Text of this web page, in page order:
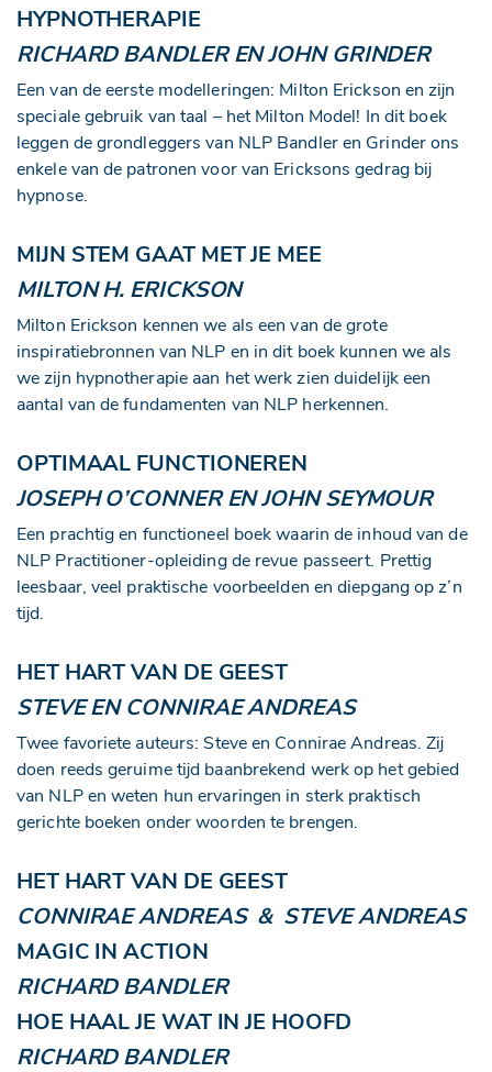
HYPNOTHERAPIE
RICHARD BANDLER EN JOHN GRINDER
Een van de eerste modelleringen: Milton Erickson en zijn
speciale gebruik van taal – het Milton Model! In dit boek
leggen de grondleggers van NLP Bandler en Grinder ons
enkele van de patronen voor van Ericksons gedrag bij
hypnose.
MIJN STEM GAAT MET JE MEE
MILTON H. ERICKSON
Milton Erickson kennen we als een van de grote
inspiratiebronnen van NLP en in dit boek kunnen we als
we zijn hypnotherapie aan het werk zien duidelijk een
aantal van de fundamenten van NLP herkennen.
OPTIMAAL FUNCTIONEREN
JOSEPH O’CONNER EN JOHN SEYMOUR
Een prachtig en functioneel boek waarin de inhoud van de
NLP Practitioner-opleiding de revue passeert. Prettig
leesbaar, veel praktische voorbeelden en diepgang op z’n
tijd.
HET HART VAN DE GEEST
STEVE EN CONNIRAE ANDREAS
Twee favoriete auteurs: Steve en Connirae Andreas. Zij
doen reeds geruime tijd baanbrekend werk op het gebied
van NLP en weten hun ervaringen in sterk praktisch
gerichte boeken onder woorden te brengen.
HET HART VAN DE GEEST
CONNIRAE ANDREAS & STEVE ANDREAS
MAGIC IN ACTION
RICHARD BANDLER
HOE HAAL JE WAT IN JE HOOFD
RICHARD BANDLER